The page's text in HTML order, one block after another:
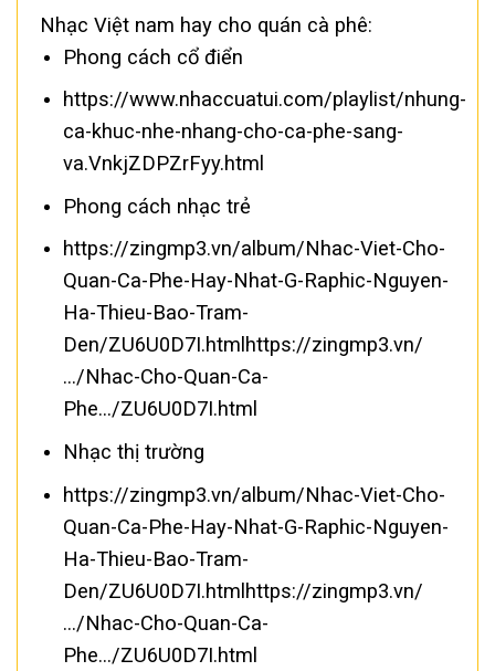
Nhạc Việt nam hay cho quán cà phê:
Phong cách cổ điển
https://www.nhaccuatui.com/playlist/nhung-
ca-khuc-nhe-nhang-cho-ca-phe-sang-
va.VnkjZDPZrFyy.html
Phong cách nhạc trẻ
https://zingmp3.vn/album/Nhac-Viet-Cho-
Quan-Ca-Phe-Hay-Nhat-G-Raphic-Nguyen-
Ha-Thieu-Bao-Tram-
Den/ZU6U0D7I.htmlhttps://zingmp3.vn/
…/Nhac-Cho-Quan-Ca-
Phe…/ZU6U0D7I.html
Nhạc thị trường
https://zingmp3.vn/album/Nhac-Viet-Cho-
Quan-Ca-Phe-Hay-Nhat-G-Raphic-Nguyen-
Ha-Thieu-Bao-Tram-
Den/ZU6U0D7I.htmlhttps://zingmp3.vn/
…/Nhac-Cho-Quan-Ca-
Phe…/ZU6U0D7I.html